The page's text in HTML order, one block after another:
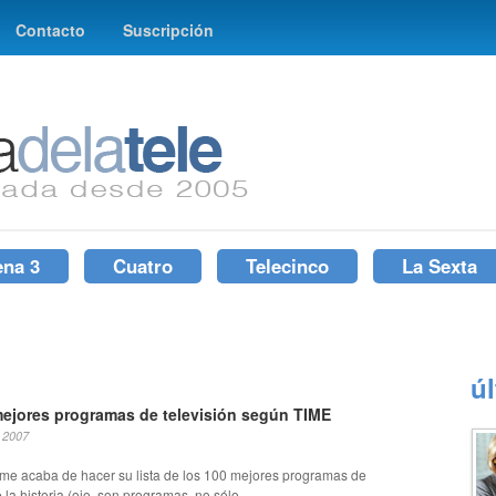
Contacto Suscripción
3 Cuatro Telecinco La Sexta
programas de televisión según TIME
acaba de hacer su lista de los 100 mejores programas de